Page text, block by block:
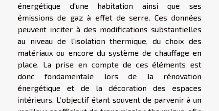
énergétique d'une habitation ainsi que ses
émissions de gaz à effet de serre. Ces données
peuvent inciter à des modifications substantielles
au niveau de l'isolation thermique, du choix des
matériaux ou encore du système de chauffage en
place. La prise en compte de ces éléments est
donc fondamentale lors de la rénovation
énergétique et de la décoration des espaces
intérieurs. L'objectif étant souvent de parvenir à un